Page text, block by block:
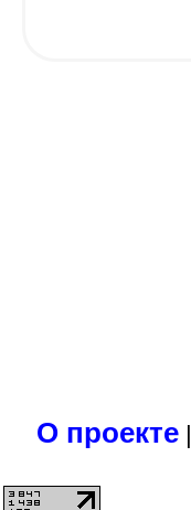
О проекте|